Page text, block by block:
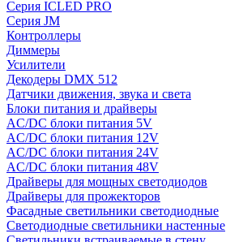
Серия ICLED PRO
Серия JM
Контроллеры
Диммеры
Усилители
Декодеры DMX 512
Датчики движения, звука и света
Блоки питания и драйверы
AC/DC блоки питания 5V
AC/DC блоки питания 12V
AC/DC блоки питания 24V
AC/DC блоки питания 48V
Драйверы для мощных светодиодов
Драйверы для прожекторов
Фасадные светильники светодиодные
Светодиодные светильники настенные